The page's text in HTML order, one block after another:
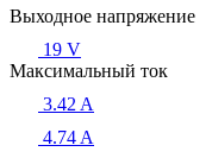
Выходное напряжение
19 V
Максимальный ток
3.42 A
4.74 A